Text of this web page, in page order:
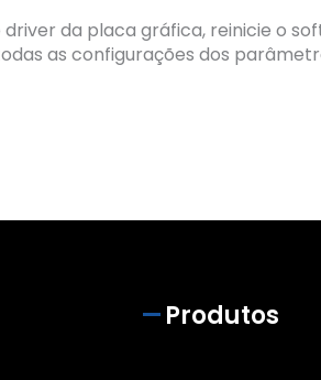
driver da placa gráfica, reinicie o
as configurações dos
Produtos